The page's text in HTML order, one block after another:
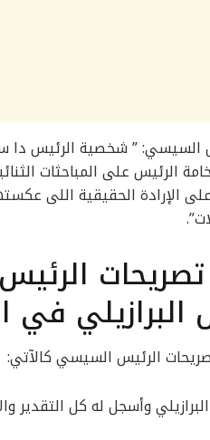
السيسي: ” شخصية الرئيس دا
الإرادة الحقيقية اللى
البرازيلي في
الرئيس السيسي كالآتي:
وأسجل له كل التقدير